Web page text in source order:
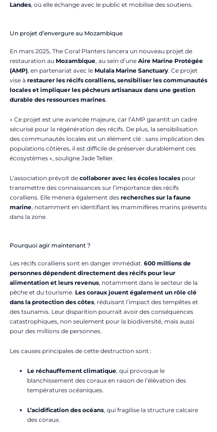
Landes, où elle échange avec le public et mobilise des soutiens.
Un projet d’envergure au Mozambique
En mars 2025, The Coral Planters lancera un nouveau projet de
restauration au Mozambique, au sein d’une Aire Marine Protégée
(AMP), en partenariat avec le Mulala Marine Sanctuary. Ce projet
vise à restaurer les récifs coralliens, sensibiliser les communautés
locales et impliquer les pêcheurs artisanaux dans une gestion
durable des ressources marines.
« Ce projet est une avancée majeure, car l’AMP garantit un cadre
sécurisé pour la régénération des récifs. De plus, la sensibilisation
des communautés locales est un élément clé : sans implication des
populations côtières, il est difficile de préserver durablement ces
écosystèmes », souligne Jade Tellier.
L’association prévoit de collaborer avec les écoles locales pour
transmettre des connaissances sur l’importance des récifs
coralliens. Elle mènera également des recherches sur la faune
marine, notamment en identifiant les mammifères marins présents
dans la zone.
Pourquoi agir maintenant ?
Les récifs coralliens sont en danger immédiat. 600 millions de
personnes dépendent directement des récifs pour leur
alimentation et leurs revenus, notamment dans le secteur de la
pêche et du tourisme. Les coraux jouent également un rôle clé
dans la protection des côtes, réduisant l’impact des tempêtes et
des tsunamis. Leur disparition pourrait avoir des conséquences
catastrophiques, non seulement pour la biodiversité, mais aussi
pour des millions de personnes.
Les causes principales de cette destruction sont :
Le réchauffement climatique, qui provoque le
blanchissement des coraux en raison de l’élévation des
températures océaniques.
L’acidification des océans, qui fragilise la structure calcaire
des coraux.